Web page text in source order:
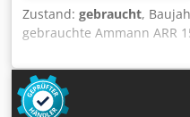
Zustand: gebraucht,
gebrauchte Ammann ARR
2018, an. Dsdpezddcpjfx
Seriennummer: 558D063
Maximales Gewicht: 1 405
Baujahr: 2018 Wenn Sie